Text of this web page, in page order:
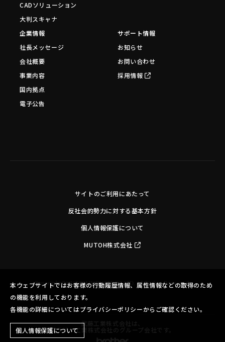
CADソリューション
大判スキャナ
企業情報
社長メッセージ
会社概要
事業内容
国内拠点
電子公告
サポート情報
お知らせ
お問い合わせ
採用情報
サイトのご利用にあたって
反社会的勢力に対する基本方針
個人情報保護について
MUTOH株式会社
Copyright©MUTOH INDUSTRIES LTD. All Rights Reserved.
本ウェブサイトではお客様の行動履歴情報、属性情報などの取得のため
の機能を利用しております。
各機能の詳細についてはプライバシーポリシーからご確認ください。
個人情報保護について
武藤工業株式会社は、
ブラザー工業株式会社のグループ会社です。